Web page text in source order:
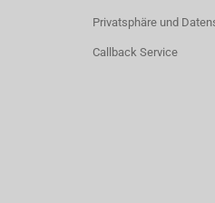
Privatsphäre und
Callback Service